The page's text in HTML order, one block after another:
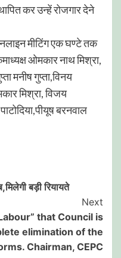
कर उन्हें रोजगार देने
मीटिंग एक घण्टे तक
ओमकार नाथ मिश्रा,
मनीष गुप्ता,विनय
मिश्रा, विजय
बरनवाल
बड़ी रियायते
Next
that Council is
elimination of the
Chairman, CEPC